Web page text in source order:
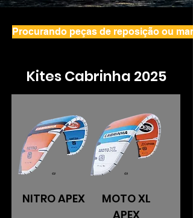
Procurando peças de reposição ou
Kites Cabrinha 2025
NITRO APEX
MOTO XL
APEX